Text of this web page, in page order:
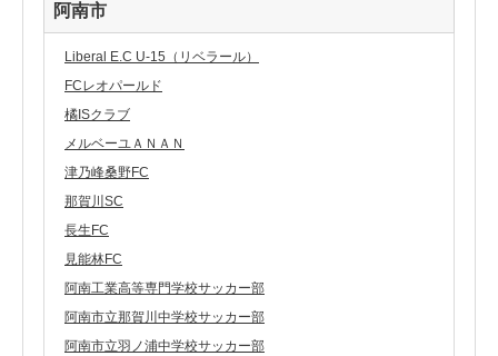
阿南市
Liberal E.C U-15（リベラール）
FCレオパールド
橘ISクラブ
メルベーユＡＮＡＮ
津乃峰桑野FC
那賀川SC
長生FC
見能林FC
阿南工業高等専門学校サッカー部
阿南市立那賀川中学校サッカー部
阿南市立羽ノ浦中学校サッカー部